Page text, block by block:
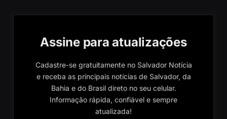
Assine para atualizações
Cadastre-se gratuitamente no Salvador Notícia
e receba as principais notícias de Salvador, da
Bahia e do Brasil direto no seu celular.
Informação rápida, confiável e sempre
atualizada!